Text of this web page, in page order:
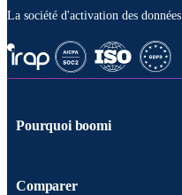
La société d'activation des données
Pourquoi boomi
Comparer